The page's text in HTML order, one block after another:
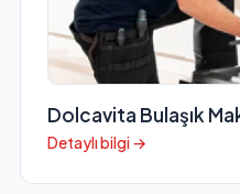
Dolcavita Bulaşık
Detaylı bilgi →